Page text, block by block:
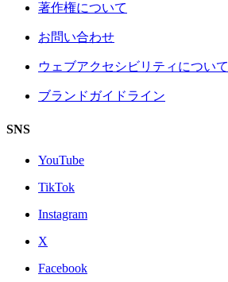
著作権について
お問い合わせ
ウェブアクセシビリティについて
ブランドガイドライン
SNS
YouTube
TikTok
Instagram
X
Facebook